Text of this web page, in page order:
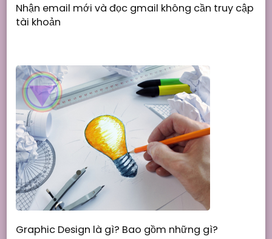
Nhận email mới và đọc gmail không cần truy cập
tài khoản
Graphic Design là gì? Bao gồm những gì?